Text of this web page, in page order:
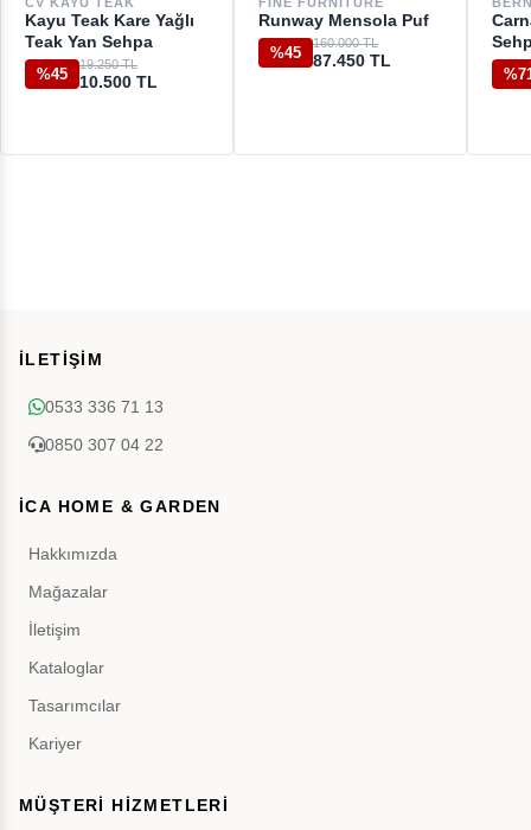
Kayu Teak Kare Yağlı
Teak Yan Sehpa
%45
19.250 TL
10.500 TL
Runway Mensola Puf
%45
160.000 TL
87.450 TL
İLETİŞİM
0533 336 71 13
0850 307 04 22
İCA HOME & GARDEN
Hakkımızda
Mağazalar
İletişim
Kataloglar
Tasarımcılar
Kariyer
MÜŞTERİ HİZMETLERİ